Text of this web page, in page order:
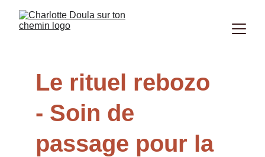
Le rituel rebozo
- Soin de
passage pour la